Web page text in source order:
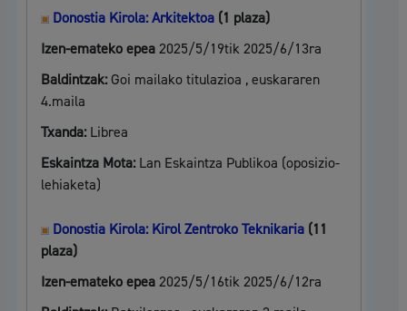
Donostia Kirola: Arkitektoa(1 plaza)
Izen-emateko epea 2025/5/19tik 2025/6/13ra
Baldintzak: Goi mailako titulazioa , euskararen
4.maila
Txanda: Librea
Eskaintza Mota: Lan Eskaintza Publikoa (oposizio-
lehiaketa)
Donostia Kirola: Kirol Zentroko Teknikaria(11
plaza)
Izen-emateko epea 2025/5/16tik 2025/6/12ra